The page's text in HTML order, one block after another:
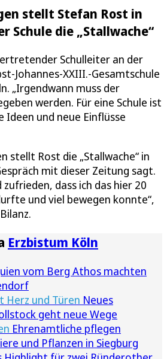
stellt Stefan Rost in
Schule die „Stallwache“
Schulleiter an der
Johannes-XXIII.-Gesamtschule
„Irgendwann muss der
werden. Für eine Schule ist
Ideen und neue Einflüsse
stellt Rost die „Stallwache“ in
mit dieser Zeitung sagt.
zufrieden, dass ich das hier 20
und viel bewegen konnte“,
Erzbistum Köln
vom Berg Athos machten
Herz und Türen Neues
geht neue Wege
Ehrenamtliche pflegen
und Pflanzen in Siegburg